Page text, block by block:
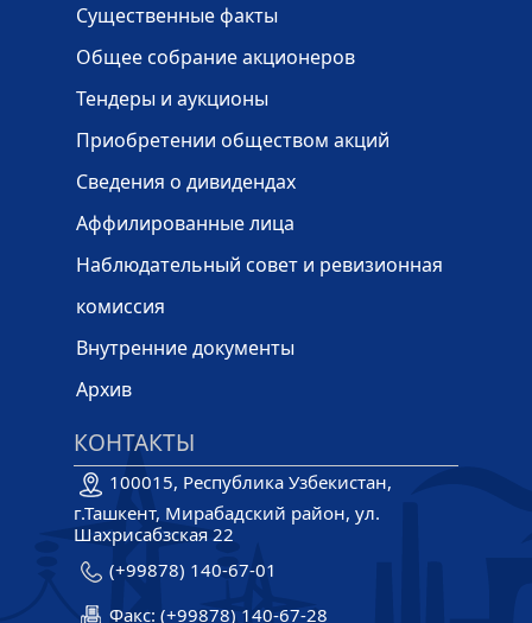
Существенные факты
Общее собрание акционеров
Тендеры и аукционы
Приобретении обществом акций
Сведения о дивидендах
Аффилированные лица
Наблюдательный совет и ревизионная
комиссия
Внутренние документы
Архив
КОНТАКТЫ
100015, Республика Узбекистан,
г.Ташкент, Мирабадский район, ул.
Шахрисабзская 22
(+99878) 140-67-01
Факс: (+99878) 140-67-28